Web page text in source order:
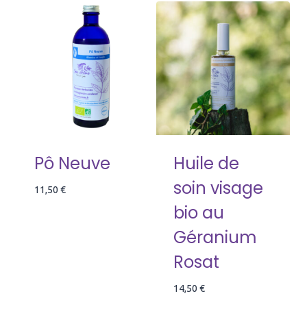
Pô Neuve
11,50 €
Huile de
soin visage
bio au
Géranium
Rosat
14,50 €